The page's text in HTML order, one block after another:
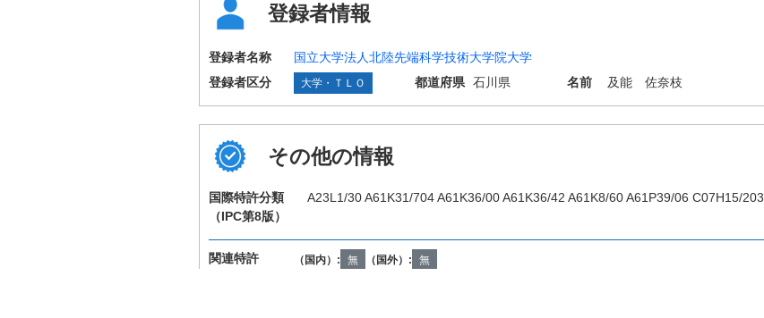
登録者情報
登録者名称
国立大学法人北陸先端科学技術大学院大学
登録者区分
大学・ＴＬＯ 都道府県 石川県 名前 及能 佐奈枝
その他の情報
国際特許分類
（IPC第8版）
A23L1/30 A61K31/704 A61K36/00 A61K36/42 A61K8/60 A61P39/06 C07H15/203
関連特許 （国内）: 無 （国外）: 無